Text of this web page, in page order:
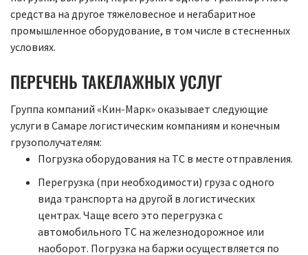
средства на другое тяжеловесное и негабаритное
промышленное оборудование, в том числе в стесненных
условиях.
ПЕРЕЧЕНЬ ТАКЕЛАЖНЫХ УСЛУГ
Группа компаний «Кин-Марк» оказывает следующие
услуги в Самаре логистическим компаниям и конечным
грузополучателям:
Погрузка оборудования на ТС в месте отправления.
Перегрузка (при необходимости) груза с одного
вида транспорта на другой в логистических
центрах. Чаще всего это перегрузка с
автомобильного ТС на железнодорожное или
наоборот. Погрузка на баржи осуществляется по